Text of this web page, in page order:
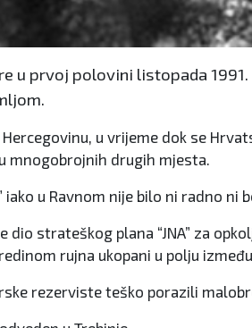
u prvoj polovini listopada
u vrijeme dok se
mnogobrojnih drugih mjesta.
iako u Ravnom nije bilo ni radno ni
strateškog plana “JNA” za
rujna ukopani u polju
rezerviste teško porazili